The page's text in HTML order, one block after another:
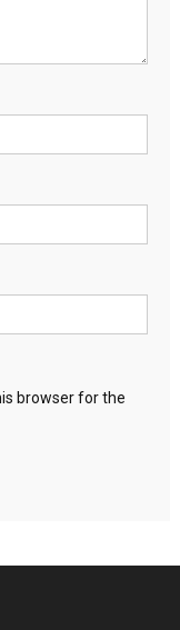
browser for the